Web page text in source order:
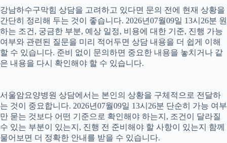
강남하수구막힘 상담을 고려하고 있다면 문의 전에 현재 상황을
간단히 정리해 두는 것이 좋습니다. 2026년07월09일 13시26분 원
하는 조건, 궁금한 부분, 예상 일정, 비용에 대한 기준, 진행 가능
여부와 관련된 질문을 미리 적어두면 상담 내용을 더 쉽게 이해
할 수 있습니다. 준비 없이 문의하면 중요한 내용을 놓치거나 같
은 내용을 다시 확인해야 할 수 있습니다.
서울암요양병원 상담에서는 본인의 상황을 구체적으로 전달하
는 것이 중요합니다. 2026년07월09일 13시26분 단순히 가능 여부
만 묻는 것보다 어떤 기준으로 확인해야 하는지, 조건이 달라질
수 있는 부분이 있는지, 진행 전 준비해야 할 사항이 있는지 함께
물어보면 더 정확한 안내를 받을 수 있습니다.